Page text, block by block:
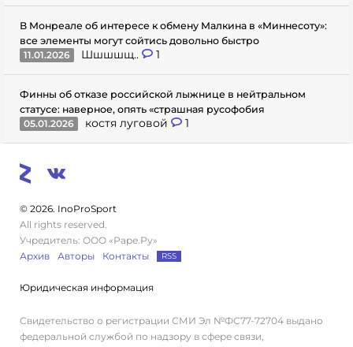
В Монреале об интересе к обмену Малкина в «Миннесоту»:
все элементы могут сойтись довольно быстро
11.01.2026
Шшшшщ.. 1
Финны об отказе российской лыжнице в нейтральном
статусе: наверное, опять «страшная русофобия
05.01.2026
костя луговой 1
© 2026. InoProSport
All rights reserved.
Учредитель: ООО «Раре.Ру»
Архив
Авторы Контакты RSS
Юридическая информация
Свидетельство о регистрации СМИ Эл №ФС77-72704 выдано
федеральной службой по надзору в сфере связи,